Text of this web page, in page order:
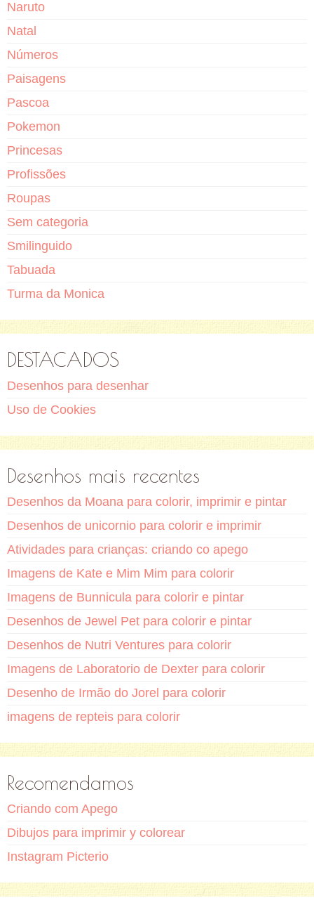
Naruto
Natal
Números
Paisagens
Pascoa
Pokemon
Princesas
Profissões
Roupas
Sem categoria
Smilinguido
Tabuada
Turma da Monica
DESTACADOS
Desenhos para desenhar
Uso de Cookies
Desenhos mais recentes
Desenhos da Moana para colorir, imprimir e pintar
Desenhos de unicornio para colorir e imprimir
Atividades para crianças: criando co apego
Imagens de Kate e Mim Mim para colorir
Imagens de Bunnicula para colorir e pintar
Desenhos de Jewel Pet para colorir e pintar
Desenhos de Nutri Ventures para colorir
Imagens de Laboratorio de Dexter para colorir
Desenho de Irmão do Jorel para colorir
imagens de repteis para colorir
Recomendamos
Criando com Apego
Dibujos para imprimir y colorear
Instagram Picterio